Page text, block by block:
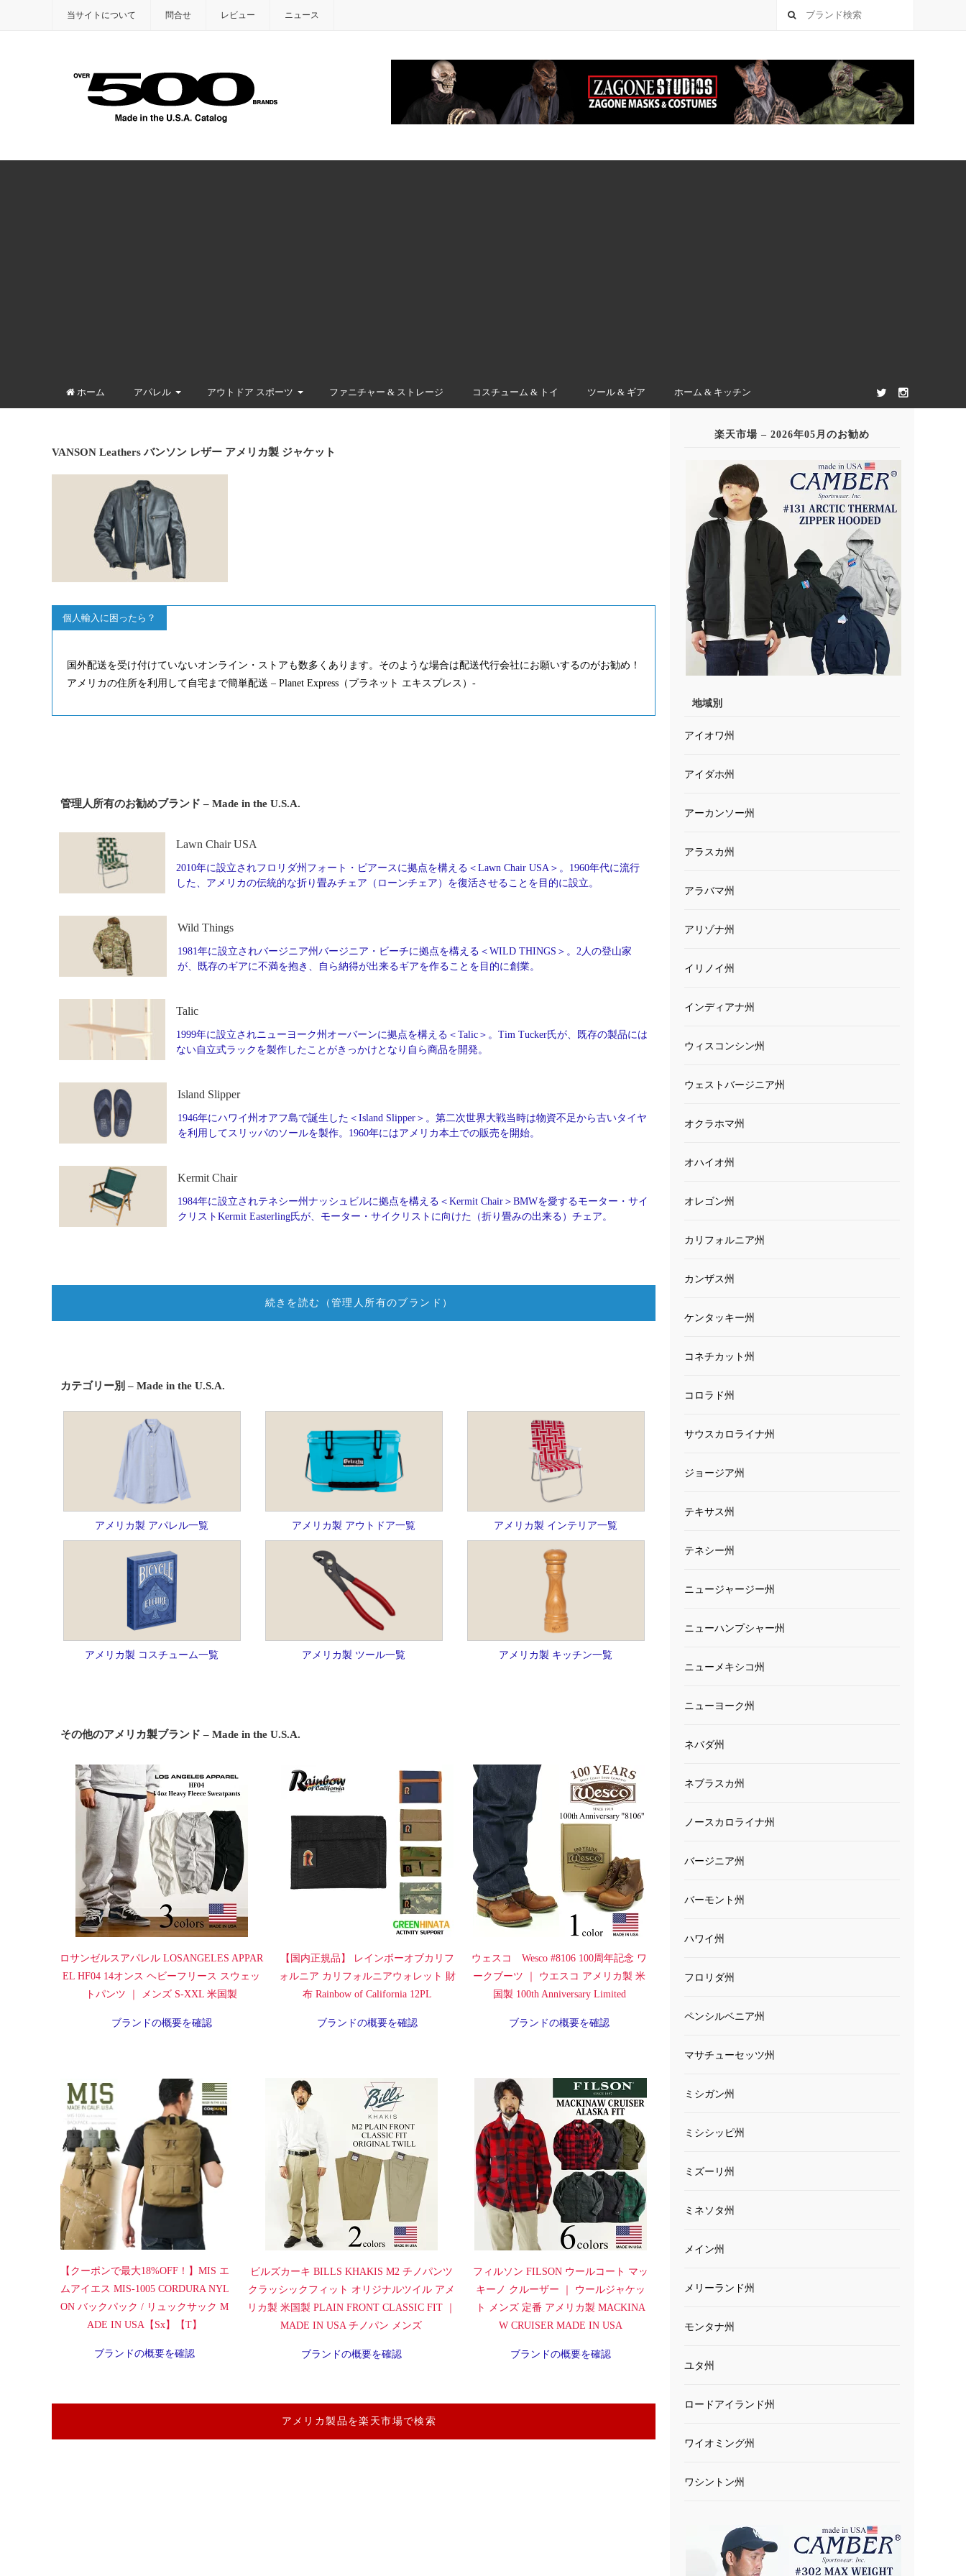
当サイトについて 問合せ レビュー ニュース
ホーム アパレル アウトドア スポーツ ファニチャー & ストレージ コスチューム & トイ ツール & ギア ホーム & キッチン
VANSON Leathers バンソン レザー アメリカ製 ジャケット
個人輸入に困ったら？
国外配送を受け付けていないオンライン・ストアも数多くあります。そのような場合は配送代行会社にお願いするのがお勧め！
アメリカの住所を利用して自宅まで簡単配送 – Planet Express（プラネット エキスプレス）-
管理人所有のお勧めブランド – Made in the U.S.A.
Lawn Chair USA
2010年に設立されフロリダ州フォート・ピアースに拠点を構える＜Lawn Chair USA＞。1960年代に流行
した、アメリカの伝統的な折り畳みチェア（ローンチェア）を復活させることを目的に設立。
Wild Things
1981年に設立されバージニア州バージニア・ビーチに拠点を構える＜WILD THINGS＞。2人の登山家
が、既存のギアに不満を抱き、自ら納得が出来るギアを作ることを目的に創業。
Talic
1999年に設立されニューヨーク州オーバーンに拠点を構える＜Talic＞。Tim Tucker氏が、既存の製品には
ない自立式ラックを製作したことがきっかけとなり自ら商品を開発。
Island Slipper
1946年にハワイ州オアフ島で誕生した＜Island Slipper＞。第二次世界大戦当時は物資不足から古いタイヤ
を利用してスリッパのソールを製作。1960年にはアメリカ本土での販売を開始。
Kermit Chair
1984年に設立されテネシー州ナッシュビルに拠点を構える＜Kermit Chair＞BMWを愛するモーター・サイ
クリストKermit Easterling氏が、モーター・サイクリストに向けた（折り畳みの出来る）チェア。
続きを読む（管理人所有のブランド）
カテゴリー別 – Made in the U.S.A.
アメリカ製 アパレル一覧 アメリカ製 アウトドア一覧 アメリカ製 インテリア一覧
アメリカ製 コスチューム一覧 アメリカ製 ツール一覧 アメリカ製 キッチン一覧
その他のアメリカ製ブランド – Made in the U.S.A.
ロサンゼルスアパレル LOSANGELES APPAR
EL HF04 14オンス ヘビーフリース スウェッ
トパンツ ｜ メンズ S-XXL 米国製
ブランドの概要を確認
【国内正規品】 レインボーオブカリフ
ォルニア カリフォルニアウォレット 財
布 Rainbow of California 12PL
ブランドの概要を確認
ウェスコ Wesco #8106 100周年記念 ワ
ークブーツ ｜ ウエスコ アメリカ製 米
国製 100th Anniversary Limited
ブランドの概要を確認
【クーポンで最大18%OFF！】MIS エ
ムアイエス MIS-1005 CORDURA NYL
ON バックパック / リュックサック M
ADE IN USA【Sx】【T】
ブランドの概要を確認
ビルズカーキ BILLS KHAKIS M2 チノパンツ
クラッシックフィット オリジナルツイル アメ
リカ製 米国製 PLAIN FRONT CLASSIC FIT ｜
MADE IN USA チノパン メンズ
ブランドの概要を確認
フィルソン FILSON ウールコート マッ
キーノ クルーザー ｜ ウールジャケッ
ト メンズ 定番 アメリカ製 MACKINA
W CRUISER MADE IN USA
ブランドの概要を確認
アメリカ製品を楽天市場で検索
楽天市場 – 2026年05月のお勧め
地域別
アイオワ州
アイダホ州
アーカンソー州
アラスカ州
アラバマ州
アリゾナ州
イリノイ州
インディアナ州
ウィスコンシン州
ウェストバージニア州
オクラホマ州
オハイオ州
オレゴン州
カリフォルニア州
カンザス州
ケンタッキー州
コネチカット州
コロラド州
サウスカロライナ州
ジョージア州
テキサス州
テネシー州
ニュージャージー州
ニューハンプシャー州
ニューメキシコ州
ニューヨーク州
ネバダ州
ネブラスカ州
ノースカロライナ州
バージニア州
バーモント州
ハワイ州
フロリダ州
ペンシルベニア州
マサチューセッツ州
ミシガン州
ミシシッピ州
ミズーリ州
ミネソタ州
メイン州
メリーランド州
モンタナ州
ユタ州
ロードアイランド州
ワイオミング州
ワシントン州